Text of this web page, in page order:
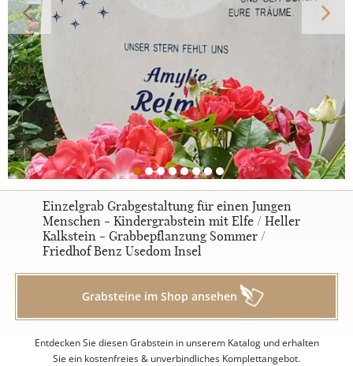
Urnengrabsteine
STILE
Klassisch
Romantisch
Modern
Zweiteilig
Einzelgrab Grabgestaltung für einen Jungen
Menschen - Kindergrabstein mit Elfe / Heller
Kalkstein - Grabbepflanzung Sommer /
Friedhof Benz Usedom Insel
Grabsteine im Shop ansehen
Entdecken Sie diesen Grabstein in unserem Katalog und erhalten
Sie ein kostenfreies & unverbindliches Komplettangebot.